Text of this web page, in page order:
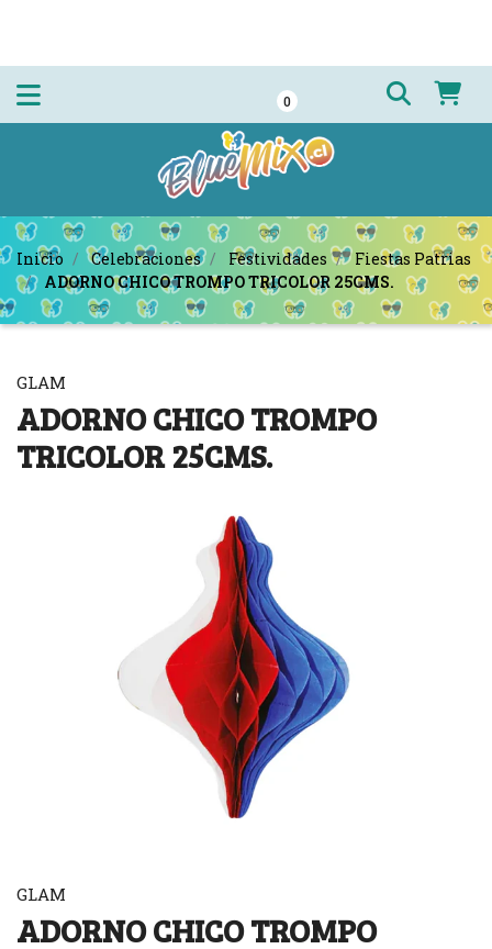
0
Inicio Celebraciones Festividades
Fiestas Patrias
ADORNO CHICO TROMPO TRICOLOR 25CMS.
GLAM
ADORNO CHICO TROMPO
TRICOLOR 25CMS.
GLAM
ADORNO CHICO TROMPO